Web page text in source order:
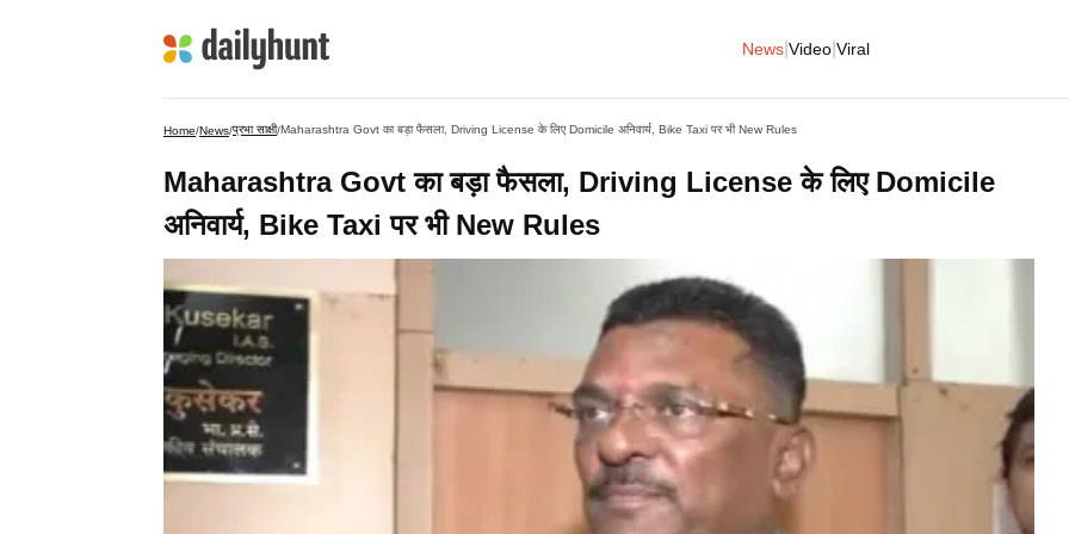
News Video Viral
Home/News/प्रभा साक्षी/Maharashtra Govt का बड़ा फैसला, Driving License के लिए Domicile अनिवार्य, Bike Taxi पर भी New Rules
Maharashtra Govt का बड़ा फैसला, Driving License के लिए Domicile
अनिवार्य, Bike Taxi पर भी New Rules